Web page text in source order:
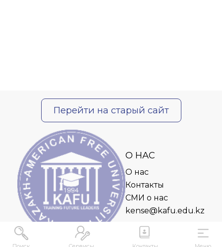
Перейти на старый сайт
О НАС
О нас
Контакты
СМИ о нас
kense@kafu.edu.kz